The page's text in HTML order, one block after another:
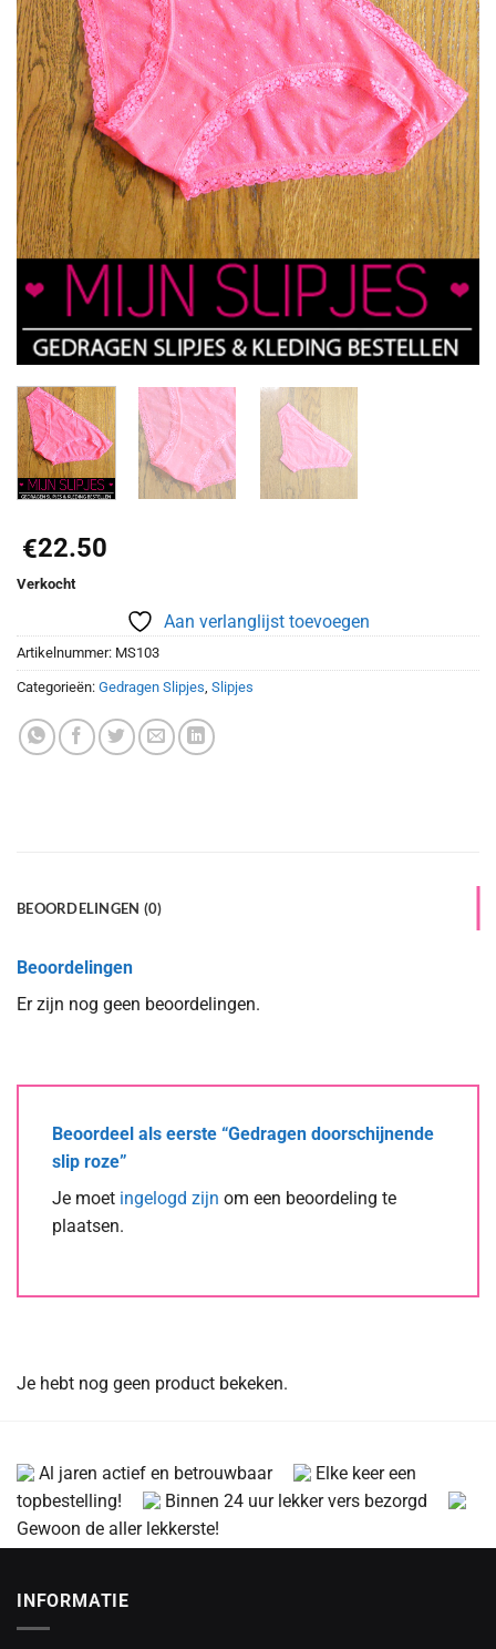
€22.50
Verkocht
Aan verlanglijst toevoegen
Artikelnummer: MS103
Categorieën: Gedragen Slipjes, Slipjes
BEOORDELINGEN (0)
Beoordelingen
Er zijn nog geen beoordelingen.
Beoordeel als eerste “Gedragen doorschijnende
slip roze”
Je moet ingelogd zijn om een beoordeling te
plaatsen.
Je hebt nog geen product bekeken.
Al jaren actief en betrouwbaar
Elke keer een
topbestelling!
Binnen 24 uur lekker vers bezorgd
Gewoon de aller lekkerste!
INFORMATIE